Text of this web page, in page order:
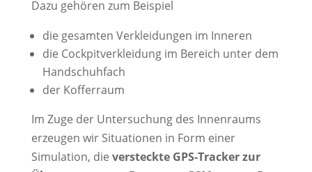
Dazu gehören zum Beispiel
die gesamten Verkleidungen im Inneren
die Cockpitverkleidung im Bereich unter dem
Handschuhfach
der Kofferraum
Im Zuge der Untersuchung des Innenraums
erzeugen wir Situationen in Form einer
Simulation, die versteckte GPS-Tracker zur